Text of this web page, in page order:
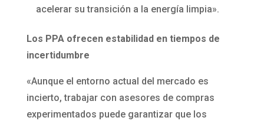
acelerar su transición a la energía limpia».
Los PPA ofrecen estabilidad en tiempos de
incertidumbre
«Aunque el entorno actual del mercado es
incierto, trabajar con asesores de compras
experimentados puede garantizar que los